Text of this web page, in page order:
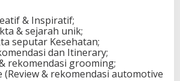
& Inspiratif;
& sejarah unik;
seputar Kesehatan;
dan Itinerary;
rekomendasi grooming;
(Review & rekomendasi automotive